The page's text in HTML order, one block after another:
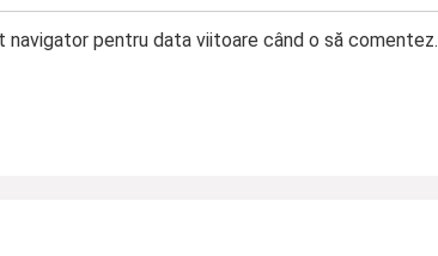
pentru data viitoare când o să comentez.